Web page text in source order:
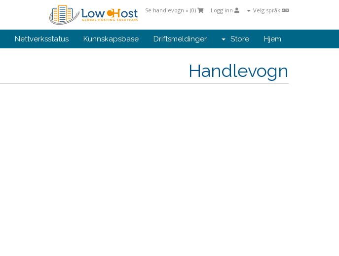
Se handlevogn » (0)
Hjem
Store
Driftsmeldinger
Kunnskapsbase
Nettverksstatus
Handlevogn